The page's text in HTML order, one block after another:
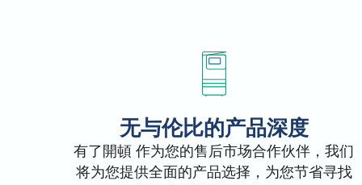
无与伦比的产品深度
有了開頓 作为您的售后市场合作伙伴，我们
将为您提供全面的产品选择，为您节省寻找